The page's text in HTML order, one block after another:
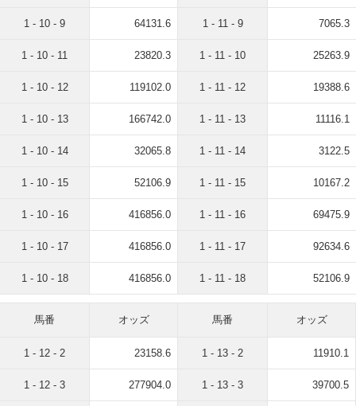
1 - 10 - 9 64131.6
1 - 10 - 11 23820.3
1 - 10 - 12 119102.0
1 - 10 - 13 166742.0
1 - 10 - 14 32065.8
1 - 10 - 15 52106.9
1 - 10 - 16 416856.0
1 - 10 - 17 416856.0
1 - 10 - 18 416856.0
1 - 11 - 9 7065.3
1 - 11 - 10 25263.9
1 - 11 - 12 19388.6
1 - 11 - 13 11116.1
1 - 11 - 14 3122.5
1 - 11 - 15 10167.2
1 - 11 - 16 69475.9
1 - 11 - 17 92634.6
1 - 11 - 18 52106.9
馬番 オッズ
1 - 12 - 2 23158.6
1 - 12 - 3 277904.0
馬番 オッズ
1 - 13 - 2 11910.1
1 - 13 - 3 39700.5